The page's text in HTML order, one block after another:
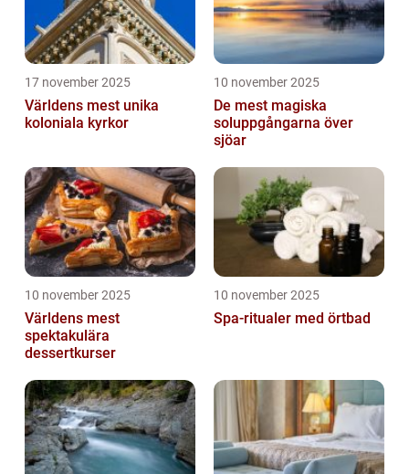
17 november 2025
Världens mest unika
koloniala kyrkor
10 november 2025
De mest magiska
soluppgångarna över
sjöar
10 november 2025
Världens mest
spektakulära
dessertkurser
10 november 2025
Spa-ritualer med örtbad